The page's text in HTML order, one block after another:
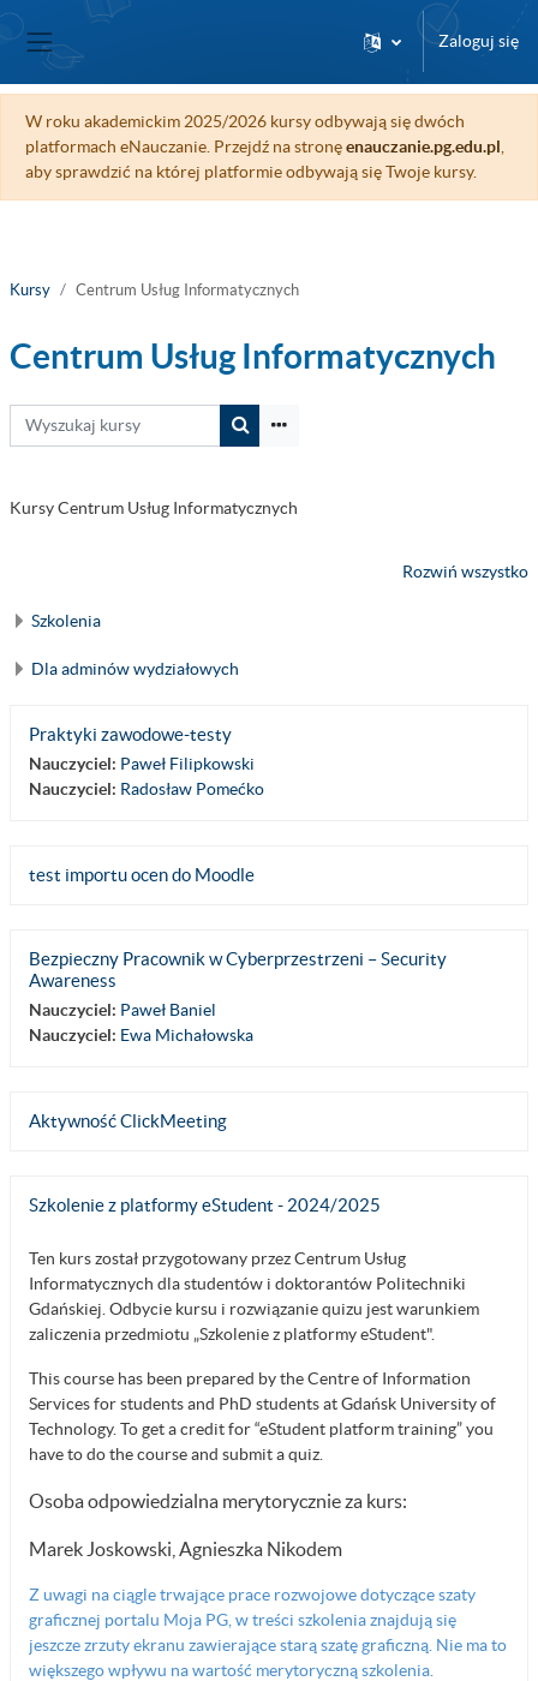
Przejdź do głównej zawartości
Panel boczny
Zaloguj się
W roku akademickim 2025/2026 kursy odbywają się dwóch
platformach eNauczanie. Przejdź na stronęenauczanie.pg.edu.pl
aby sprawdzić na której platformie odbywają się Twoje kursy.
Kursy Centrum Usług Informatycznych
Centrum Usług Informatycznych
Wyszukaj kursy
Wyszukaj kursy
Kursy Centrum Usług Informatycznych
Rozwiń wszystko
Szkolenia
Dla adminów wydziałowych
Praktyki zawodowe-testy
Nauczyciel: Paweł Filipkowski
Nauczyciel: Radosław Pomećko
test importu ocen do Moodle
Bezpieczny Pracownik w Cyberprzestrzeni – Security
Awareness
Nauczyciel: Paweł Baniel
Nauczyciel: Ewa Michałowska
Aktywność ClickMeeting
Szkolenie z platformy eStudent - 2024/2025
Ten kurs został przygotowany przez Centrum Usług
Informatycznych dla studentów i doktorantów Politechniki
Gdańskiej. Odbycie kursu i rozwiązanie quizu jest warunkiem
zaliczenia przedmiotu „Szkolenie z platformy eStudent".
This course has been prepared by the Centre of Information
Services for students and PhD students at Gdańsk University of
Technology. To get a credit for “eStudent platform training” you
have to do the course and submit a quiz.
Osoba odpowiedzialna merytorycznie za kurs:
Marek Joskowski, Agnieszka Nikodem
Z uwagi na ciągle trwające prace rozwojowe dotyczące szaty
graficznej portalu Moja PG, w treści szkolenia znajdują się
jeszcze zrzuty ekranu zawierające starą szatę graficzną. Nie ma to
większego wpływu na wartość merytoryczną szkolenia.